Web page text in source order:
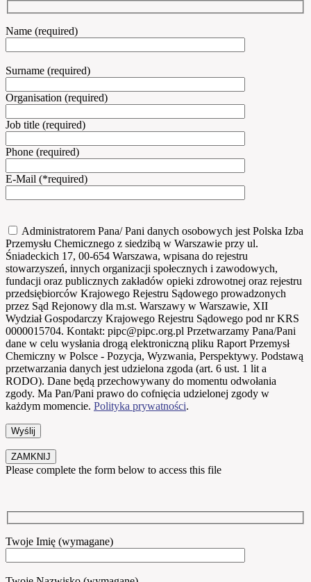
Name (required)
Surname (required)
Organisation (required)
Job title (required)
Phone (required)
E-Mail (*required)
Administratorem Pana/ Pani danych osobowych jest Polska Izba
Przemysłu Chemicznego z siedzibą w Warszawie przy ul.
Śniadeckich 17, 00-654 Warszawa, wpisana do rejestru
stowarzyszeń, innych organizacji społecznych i zawodowych,
fundacji oraz publicznych zakładów opieki zdrowotnej oraz rejestru
przedsiębiorców Krajowego Rejestru Sądowego prowadzonych
przez Sąd Rejonowy dla m.st. Warszawy w Warszawie, XII
Wydział Gospodarczy Krajowego Rejestru Sądowego pod nr KRS
0000015704. Kontakt: pipc@pipc.org.pl Przetwarzamy Pana/Pani
dane w celu wysłania drogą elektroniczną pliku Raport Przemysł
Chemiczny w Polsce - Pozycja, Wyzwania, Perspektywy. Podstawą
przetwarzania danych jest udzielona zgoda (art. 6 ust. 1 lit a
RODO). Dane będą przechowywany do momentu odwołania
zgody. Ma Pan/Pani prawo do cofnięcia udzielonej zgody w
każdym momencie. Polityka prywatności.
ZAMKNIJ
Please complete the form below to access this file
Twoje Imię (wymagane)